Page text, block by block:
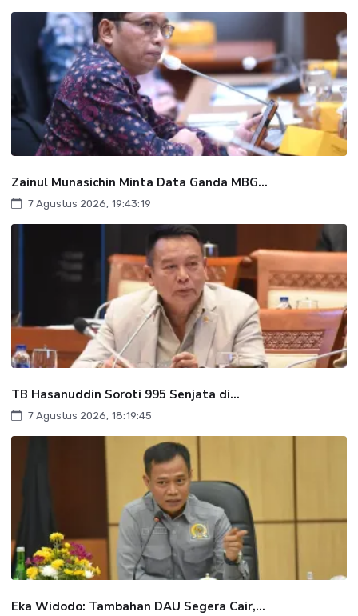
Zainul Munasichin Minta Data Ganda MBG...
7 Agustus 2026, 19:43:19
TB Hasanuddin Soroti 995 Senjata di...
7 Agustus 2026, 18:19:45
Eka Widodo: Tambahan DAU Segera Cair,...